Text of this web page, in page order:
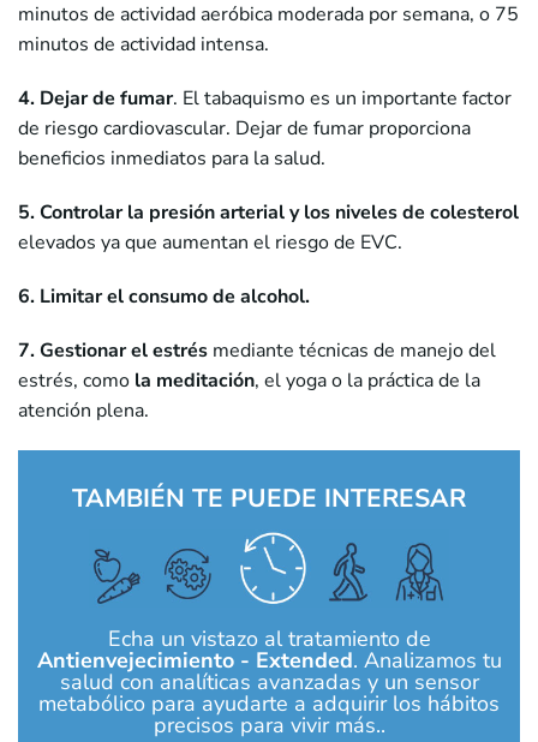
minutos de actividad aeróbica moderada por semana, o 75
minutos de actividad intensa.
4. Dejar de fumar. El tabaquismo es un importante factor
de riesgo cardiovascular. Dejar de fumar proporciona
beneficios inmediatos para la salud.
5. Controlar la presión arterial y los niveles de colesterol
elevados ya que aumentan el riesgo de EVC.
6. Limitar el consumo de alcohol.
7. Gestionarel estrés mediante técnicas de manejo del
estrés, como la meditación, el yoga o la práctica de la
atención plena.
TAMBIÉN TE PUEDE INTERESAR
Echa un vistazo al tratamiento de
Antienvejecimiento - Extended. Analizamos tu
salud con analíticas avanzadas y un sensor
metabólico para ayudarte a adquirir los hábitos
precisos para vivir más..